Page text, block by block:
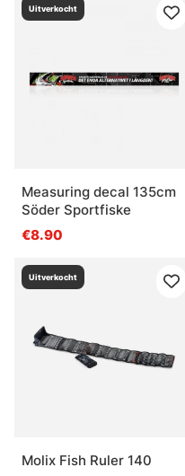
Uitverkocht
Measuring decal 135cm
Söder Sportfiske
€8.90
Uitverkocht
Molix Fish Ruler 140